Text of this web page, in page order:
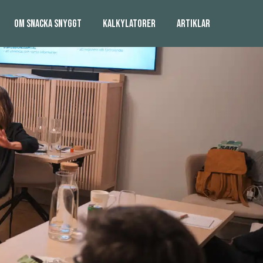
OM SNACKA SNYGGT KALKYLATORER ARTIKLAR